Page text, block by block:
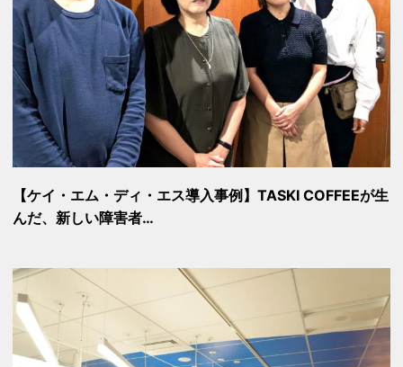
【ケイ・エム・ディ・エス導入事例】TASKI COFFEEが生
んだ、新しい障害者…